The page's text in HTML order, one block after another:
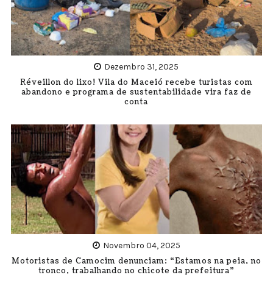
Dezembro 31, 2025
Réveillon do lixo! Vila do Maceió recebe turistas com
abandono e programa de sustentabilidade vira faz de
conta
Novembro 04, 2025
Motoristas de Camocim denunciam: “Estamos na peia, no
tronco, trabalhando no chicote da prefeitura”